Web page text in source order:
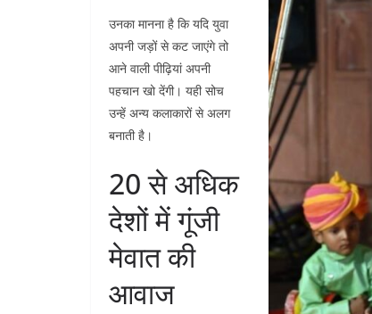
उनका मानना है कि यदि युवा
अपनी जड़ों से कट जाएंगे तो
आने वाली पीढ़ियां अपनी
पहचान खो देंगी। यही सोच
उन्हें अन्य कलाकारों से अलग
बनाती है।
20 से अधिक
देशों में गूंजी
मेवात की
आवाज